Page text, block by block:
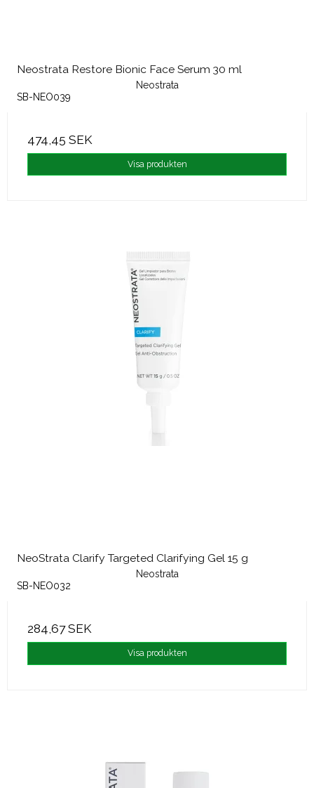
Neostrata Restore Bionic Face Serum 30 ml
Neostrata
SB-NEO039
474,45 SEK
Visa produkten
NeoStrata Clarify Targeted Clarifying Gel 15 g
Neostrata
SB-NEO032
284,67 SEK
Visa produkten